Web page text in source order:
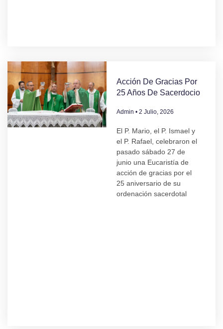
Acción De Gracias Por
25 Años De Sacerdocio
Admin 2 Julio, 2026
El P. Mario, el P. Ismael y
el P. Rafael, celebraron el
pasado sábado 27 de
junio una Eucaristía de
acción de gracias por el
25 aniversario de su
ordenación sacerdotal